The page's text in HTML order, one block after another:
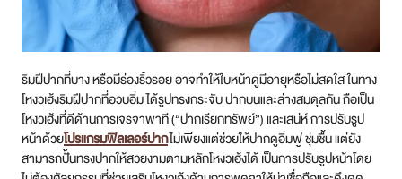
ริมฝีปากที่บาง หรือมีร่องริ้วรอย อาจทำให้ใบหน้าดูมีอายุหรือไม่สดใส ในทาง
โหงวเฮ้งริมฝีปากที่อวบอิ่ม ได้รูปทรงกระจับ ปากบนและล่างสมดุลกัน ถือเป็น
โหงวเฮ้งที่ดีด้านการเจรจาพาที (“ปากเรียกทรัพย์”) และเสน่ห์ การปรับรูป
หน้าด้วยโปรแกรมฟิลเลอร์ปากไม่เพียงแต่ช่วยให้ปากดูอิ่มฟู ชุ่มชื้น แต่ยัง
สามารถปั้นทรงปากให้สวยงามตามหลักโหงวเฮ้งได้ เป็นการปรับรูปหน้าโดย